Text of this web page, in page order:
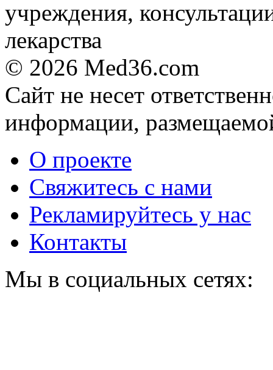
© 2026 Med36.com
Сайт не несет
информации,
О проекте
Свяжитесь с нами
Рекламируйтесь у нас
Контакты
Мы в социальных сетях: